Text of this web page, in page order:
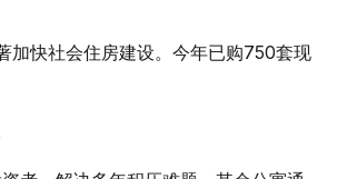
加快社会住房建设。今年已购750套现